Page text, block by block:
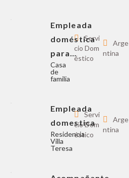
Empleada
doméstica
para…
Casa
de
familia
Servi
cio Dom
éstico
Arge
ntina
Empleada
domestica
Residencia
Villa
Teresa
Servi
cio Dom
éstico
Arge
ntina